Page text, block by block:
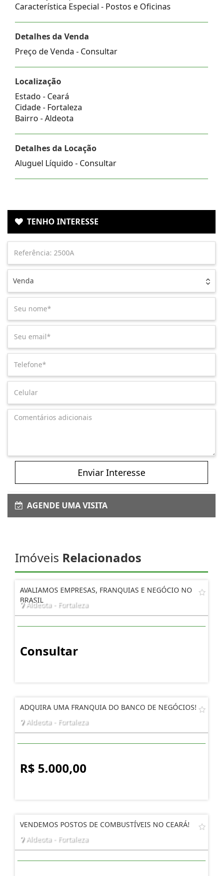
Característica Especial - Postos e Oficinas
Detalhes da Venda
Preço de Venda - Consultar
Localização
Estado - Ceará
Cidade - Fortaleza
Bairro -Aldeota
Detalhes da Locação
Aluguel Líquido - Consultar
TENHO INTERESSE
Venda
Enviar Interesse
AGENDE UMA VISITA
Imóveis Relacionados
AVALIAMOS EMPRESAS, FRANQUIAS E NEGÓCIO NO
BRASIL
Aldeota - Fortaleza
Consultar
ADQUIRA UMA FRANQUIA DO BANCO DE NEGÓCIOS!
Aldeota - Fortaleza
R$ 5.000,00
VENDEMOS POSTOS DE COMBUSTÍVEIS NO CEARÁ!
Aldeota - Fortaleza